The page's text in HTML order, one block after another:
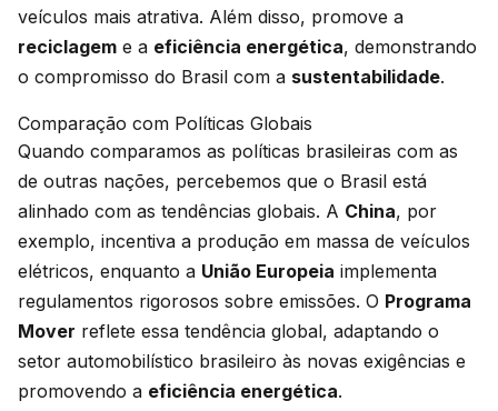
veículos mais atrativa. Além disso, promove a
reciclagem e a eficiência energética, demonstrando
o compromisso do Brasil com a sustentabilidade.
Comparação com Políticas Globais
Quando comparamos as políticas brasileiras com as
de outras nações, percebemos que o Brasil está
alinhado com as tendências globais. A China, por
exemplo, incentiva a produção em massa de veículos
elétricos, enquanto a União Europeia implementa
regulamentos rigorosos sobre emissões. O Programa
Mover reflete essa tendência global, adaptando o
setor automobilístico brasileiro às novas exigências e
promovendo a eficiência energética.